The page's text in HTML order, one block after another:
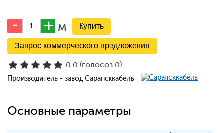
м
Запрос коммерческого предложения
0.0 (голосов 0)
Производитель - завод Сарансккабель
Основные параметры